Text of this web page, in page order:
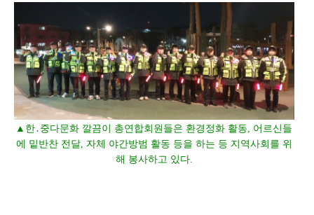
▲한․중다문화 깔끔이 총연합회원들은 환경정화 활동, 어르신들
에 밑반찬 전달, 자체 야간방범 활동 등을 하는 등 지역사회를 위
해 봉사하고 있다.